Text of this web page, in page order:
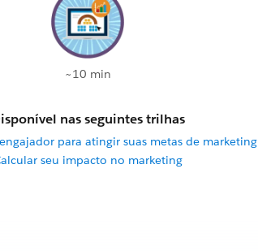
~10 min
nas seguintes trilhas
para atingir suas metas de marketing
seu impacto no marketing